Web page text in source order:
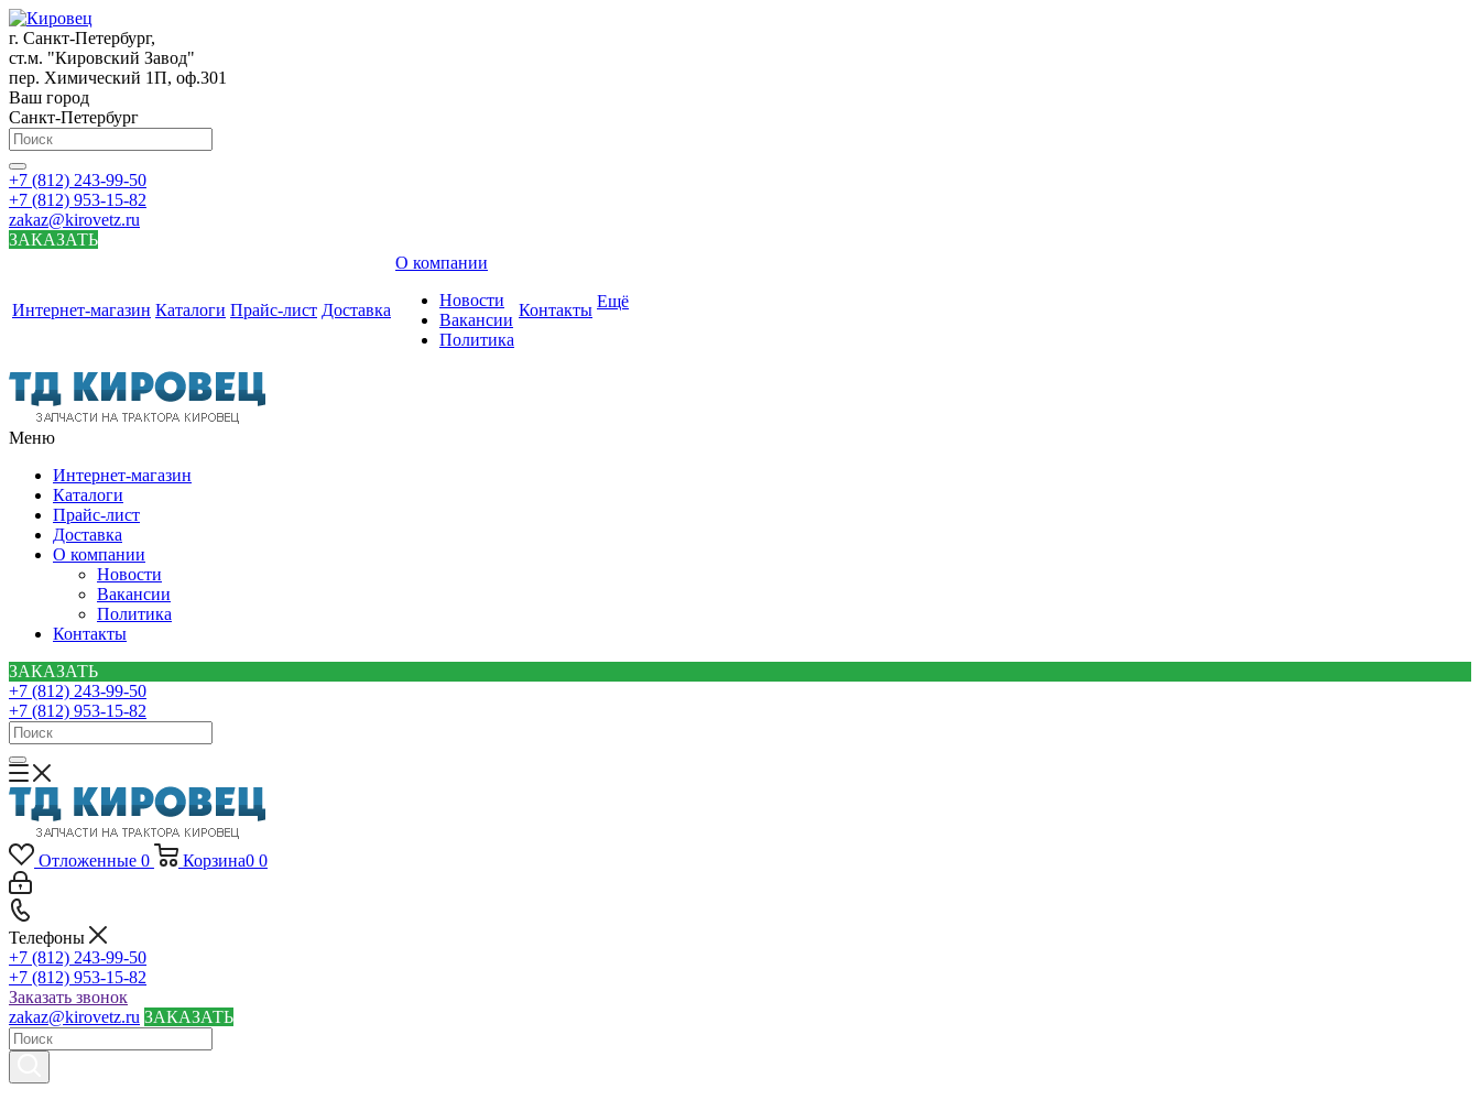
г. Санкт-Петербург,
ст.м. "Кировский Завод"
пер. Химический 1П, оф.301
Ваш город
Санкт-Петербург
+7 (812) 243-99-50
+7 (812) 953-15-82
zakaz@kirovetz.ru
ЗАКАЗАТЬ
Интернет-магазин Каталоги Прайс-лист Доставка
О компании
Новости
Вакансии
Политика
Контакты Ещё
Меню
Интернет-магазин
Каталоги
Прайс-лист
Доставка
О компании
Новости
Вакансии
Политика
Контакты
ЗАКАЗАТЬ
+7 (812) 243-99-50
+7 (812) 953-15-82
Отложенные 0 Корзина0 0
Телефоны
+7 (812) 243-99-50
+7 (812) 953-15-82
Заказать звонок
zakaz@kirovetz.ru ЗАКАЗАТЬ